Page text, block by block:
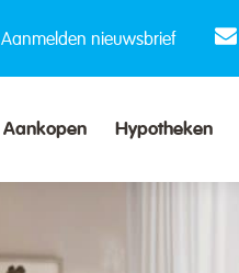
Aanmelden nieuwsbrief
Aankopen Hypotheken